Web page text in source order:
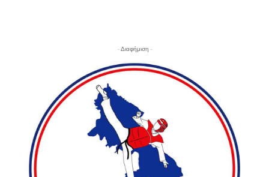
- Διαφήμιση -